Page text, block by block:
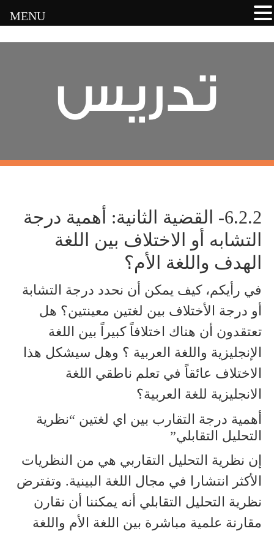
تدريس
6.2.2- القضية الثانية: أهمية درجة
التشابه أو الاختلاف بين اللغة
الهدف واللغة الأم؟
في رأيكم، كيف يمكن أن نحدد درجة التشابة
أو درجة الأختلاف بين لغتين معينتين؟ هل
تعتقدون أن هناك اختلافاً كبيراً بين اللغة
الإنجليزية واللغة العربية ؟ وهل سيشكل هذا
الاختلاف عائقاً في تعلم ناطقي اللغة
الانجليزية للغة العربية؟
أهمية درجة التقارب بين اي لغتين “نظرية
التحليل التقابلي”
إن نظرية التحليل التقاربي هي من النظريات
الأكثر انتشارا في مجال اللغة البينية. وتفترض
نظرية التحليل التقابلي أنه يمكننا أن نقارن
مقارنة علمية مباشرة بين اللغة الأم واللغة
MENU